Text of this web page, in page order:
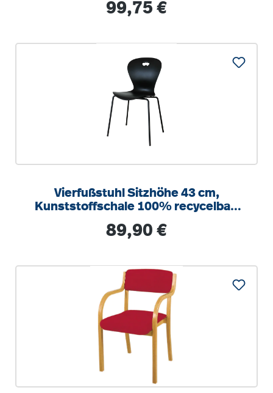
Regulärer Preis:
99,75 €
Vierfußstuhl Sitzhöhe 43 cm,
Kunststoffschale 100% recycelbar,
Regulärer Preis:
89,90 €